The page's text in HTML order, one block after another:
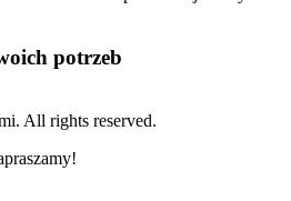
potrzeb
All rights reserved.